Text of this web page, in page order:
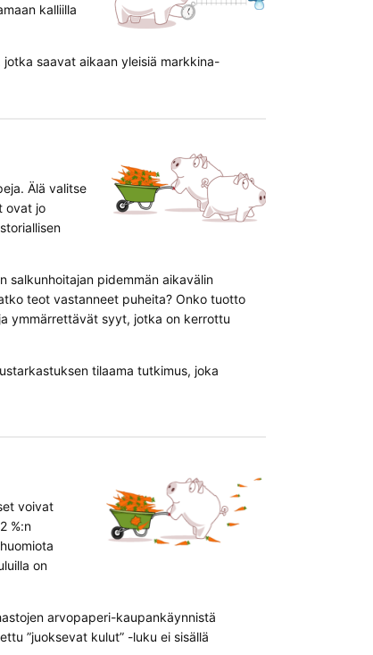
kalliilla
saavat aikaan yleisiä markkina-
Älä valitse
ovat jo
salkunhoitajan pidemmän aikavälin
teot vastanneet puheita? Onko tuotto
ymmärrettävät syyt, jotka on kerrottu
tilaama tutkimus, joka
voivat
%:n
on
arvopaperi-kaupankäynnistä
”juoksevat kulut” -luku ei sisällä